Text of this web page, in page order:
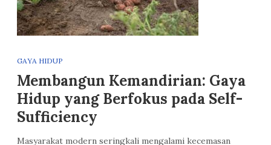
GAYA HIDUP
Membangun Kemandirian: Gaya
Hidup yang Berfokus pada Self-
Sufficiency
Masyarakat modern seringkali mengalami kecemasan